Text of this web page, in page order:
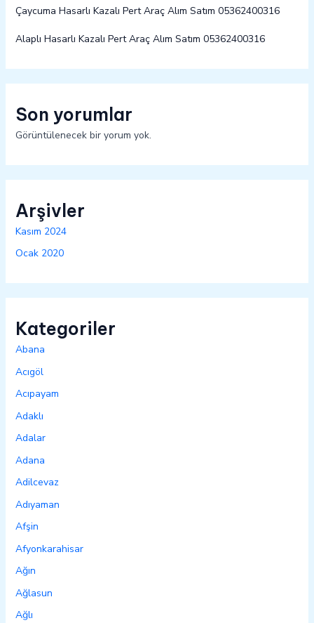
Çaycuma Hasarlı Kazalı Pert Araç Alım Satım 05362400316
Alaplı Hasarlı Kazalı Pert Araç Alım Satım 05362400316
Son yorumlar
Görüntülenecek bir yorum yok.
Arşivler
Kasım 2024
Ocak 2020
Kategoriler
Abana
Acıgöl
Acıpayam
Adaklı
Adalar
Adana
Adilcevaz
Adıyaman
Afşin
Afyonkarahisar
Ağın
Ağlasun
Ağlı